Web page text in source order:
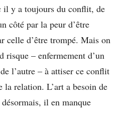
il y a toujours du conflit, de
côté par la peur d’être
celle d’être trompé. Mais on
risque – enfermement d’un
l’autre – à attiser ce conflit
la relation. L’art a besoin de
il en manque